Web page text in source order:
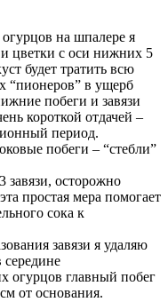
на шпалере я
и цветки с оси нижних 5
будет тратить всю
“пионеров” в ущерб
побеги и завязи
короткой отдачей –
период.
побеги – “стебли”
завязи, осторожно
простая мера помогает
сока к
завязи я удаляю
огурцов главный побег
от основания.